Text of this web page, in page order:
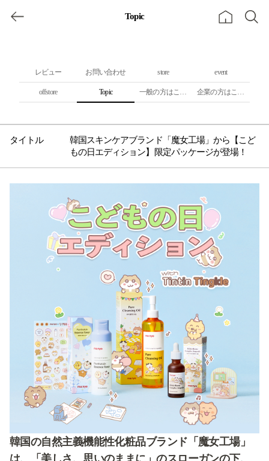
Topic
レビュー お問い合わせ store event
offstore Topic 一般の方はこちら 企業の方はこちら
韓国スキンケアブランド「魔女工場」から【こど
もの日エディション】限定パッケージが登場！
韓国の自然主義機能性化粧品ブランド「魔女工場」
は、「美しさ、思いのままに」のスローガンの下、